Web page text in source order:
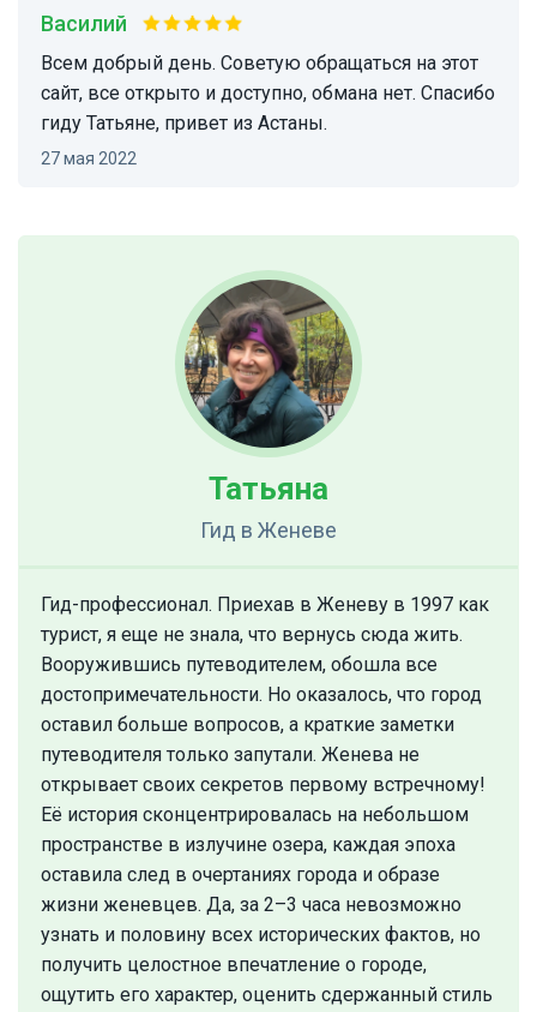
Василий
Всем добрый день. Советую обращаться на этот
сайт, все открыто и доступно, обмана нет. Спасибо
гиду Татьяне, привет из Астаны.
27 мая 2022
Татьяна
Гид в Женеве
Гид-профессионал. Приехав в Женеву в 1997 как
турист, я еще не знала, что вернусь сюда жить.
Вооружившись путеводителем, обошла все
достопримечательности. Но оказалось, что город
оставил больше вопросов, а краткие заметки
путеводителя только запутали. Женева не
открывает своих секретов первому встречному!
Её история сконцентрировалась на небольшом
пространстве в излучине озера, каждая эпоха
оставила след в очертаниях города и образе
жизни женевцев. Да, за 2–3 часа невозможно
узнать и половину всех исторических фактов, но
получить целостное впечатление о городе,
ощутить его характер, оценить сдержанный стиль